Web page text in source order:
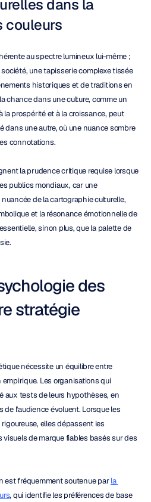
dans la
couleurs
au spectre lumineux lui-même ;
une tapisserie complexe tissée
historiques et de traditions en
chance dans une culture, comme un
la prospérité et à la croissance, peut
dans une autre, où une nuance sombre
connotations.
la prudence critique requise lorsque
publics mondiaux, car une
de la cartographie culturelle,
et la résonance émotionnelle de
sinon plus, que la palette de
des
stratégie
nécessite un équilibre entre
Les organisations qui
aux tests de leurs hypothèses, en
l'audience évoluent. Lorsque les
elles dépassent les
de marque fiables basés sur des
est fréquemment soutenue par la
, qui identifie les préférences de base